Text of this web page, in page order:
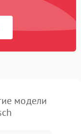
модели